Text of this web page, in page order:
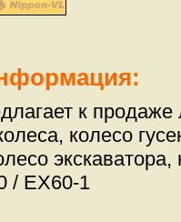
к
колесо
/ EX60-1